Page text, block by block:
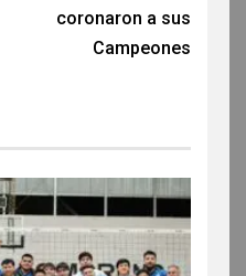
coronaron a sus
Campeones